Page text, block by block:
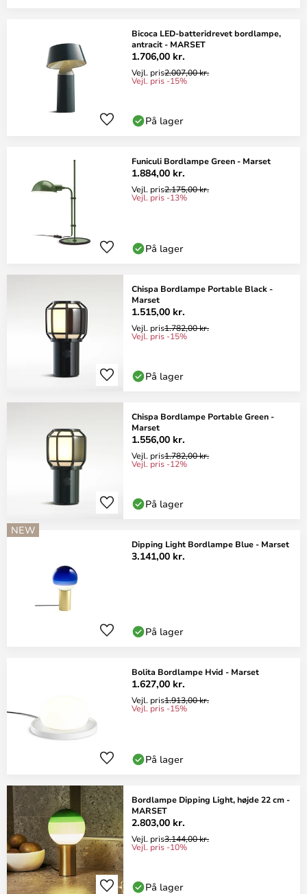
Bicoca LED-batteridrevet bordlampe,
antracit - MARSET
1.706,00 kr.
Vejl. pris2.007,00 kr.
Vejl. pris -15%
På lager
Funiculi Bordlampe Green - Marset
1.884,00 kr.
Vejl. pris2.175,00 kr.
Vejl. pris -13%
På lager
Chispa Bordlampe Portable Black -
Marset
1.515,00 kr.
Vejl. pris1.782,00 kr.
Vejl. pris -15%
På lager
Chispa Bordlampe Portable Green -
Marset
1.556,00 kr.
Vejl. pris1.782,00 kr.
Vejl. pris -12%
På lager
NEW
Dipping Light Bordlampe Blue - Marset
3.141,00 kr.
På lager
Bolita Bordlampe Hvid - Marset
1.627,00 kr.
Vejl. pris1.913,00 kr.
Vejl. pris -15%
På lager
Bordlampe Dipping Light, højde 22 cm -
MARSET
2.803,00 kr.
Vejl. pris3.144,00 kr.
Vejl. pris -10%
På lager